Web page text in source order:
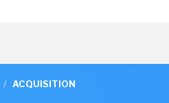
/ ACQUISITION